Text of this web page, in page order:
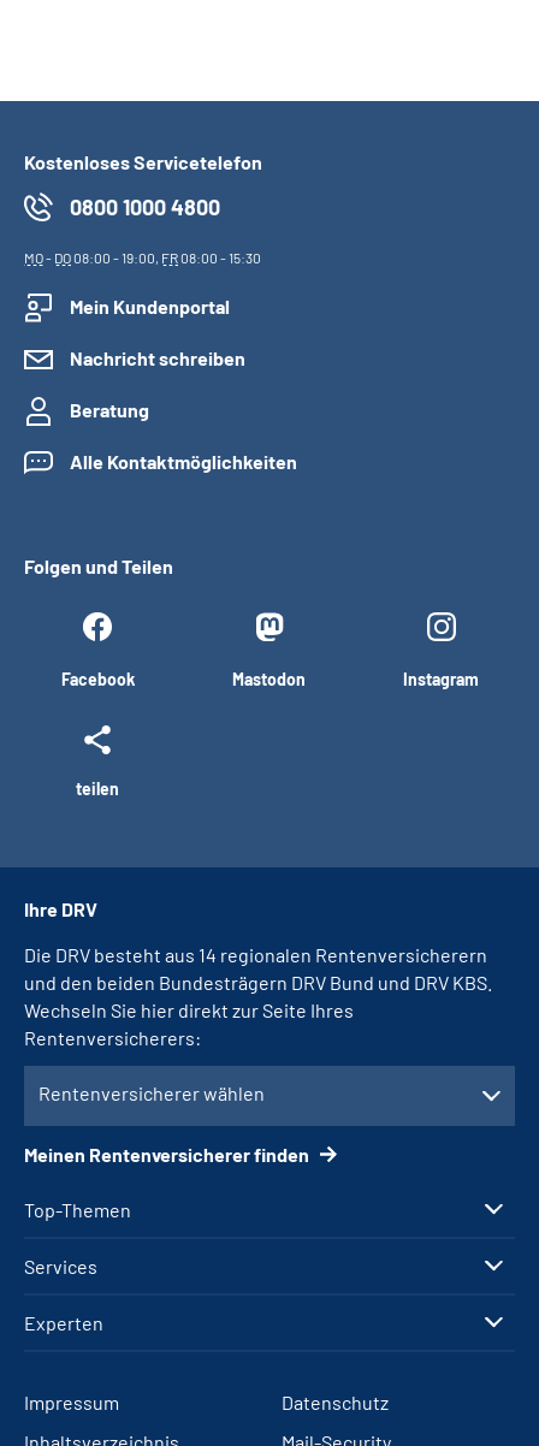
Kostenloses Servicetelefon
0800 1000 4800
MO- DO08:00 - 19:00, FR08:00 - 15:30
Mein Kundenportal
Nachricht schreiben
Beratung
Alle Kontaktmöglichkeiten
Folgen und Teilen
Facebook Mastodon Instagram
teilen
Top-Themen
Services
Experten
Ihre DRV
Die DRV besteht aus 14 regionalen Rentenversicherern
und den beiden Bundesträgern DRV Bund und DRV KBS.
Wechseln Sie hier direkt zur Seite Ihres
Rentenversicherers:
Rentenversicherer wählen
Meinen Rentenversicherer finden
Impressum
Datenschutz
Inhaltsverzeichnis
Mail-Security